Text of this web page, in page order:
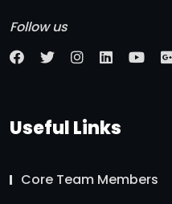
Follow us
Useful Links
Core Team Members